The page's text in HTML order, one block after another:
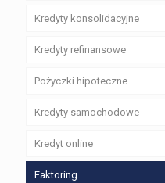
Kredyty konsolidacyjne
Kredyty refinansowe
Pożyczki hipoteczne
Kredyty samochodowe
Kredyt online
Faktoring